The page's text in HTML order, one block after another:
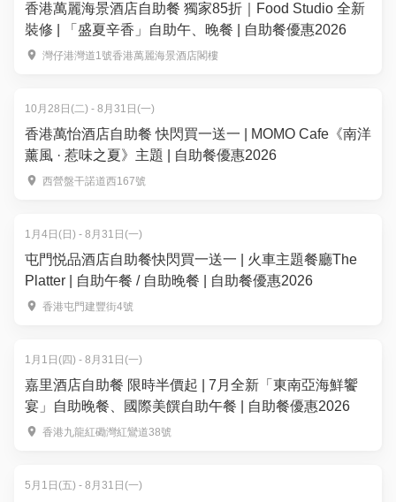
香港萬麗海景酒店自助餐 獨家85折｜Food Studio 全新
裝修 | 「盛夏辛香」自助午、晚餐 | 自助餐優惠2026
灣仔港灣道1號香港萬麗海景酒店閣樓
10月28日(二) - 8月31日(一)
香港萬怡酒店自助餐 快閃買一送一 | MOMO Cafe《南洋
薰風 · 惹味之夏》主題 | 自助餐優惠2026
西營盤干諾道西167號
1月4日(日) - 8月31日(一)
屯門悦品酒店自助餐快閃買一送一 | 火車主題餐廳The
Platter | 自助午餐 / 自助晚餐 | 自助餐優惠2026
香港屯門建豐街4號
1月1日(四) - 8月31日(一)
嘉里酒店自助餐 限時半價起 | 7月全新「東南亞海鮮饗
宴」自助晚餐、國際美饌自助午餐 | 自助餐優惠2026
香港九龍紅磡灣紅鸞道38號
5月1日(五) - 8月31日(一)